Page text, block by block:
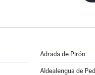
Adrada de Pirón
Aldealengua de